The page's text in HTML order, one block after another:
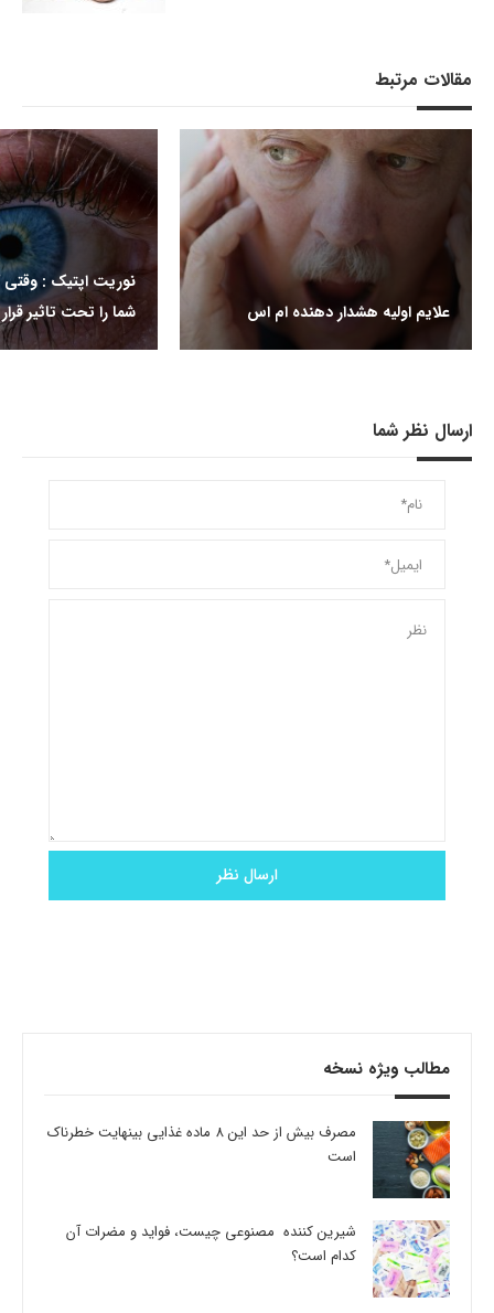
مقالات مرتبط
علایم اولیه هشدار دهنده ام اس
نوریت اپتیک : وقتی
شما را تحت تاثیر
ارسال نظر شما
مطالب ویژه نسخه
مصرف بیش از حد این 8 ماده غذایی بینهایت خطرناک
است
شیرین کننده مصنوعی چیست، فواید و مضرات آن
کدام است؟